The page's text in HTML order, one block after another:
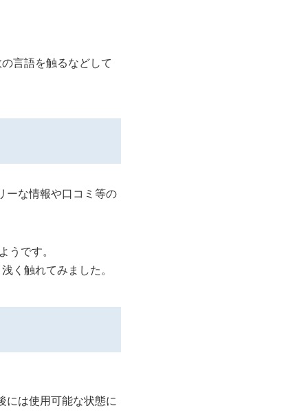
言語を触るなどして
ーな情報や口コミ等の
うです。
く触れてみました。
には使用可能な状態に